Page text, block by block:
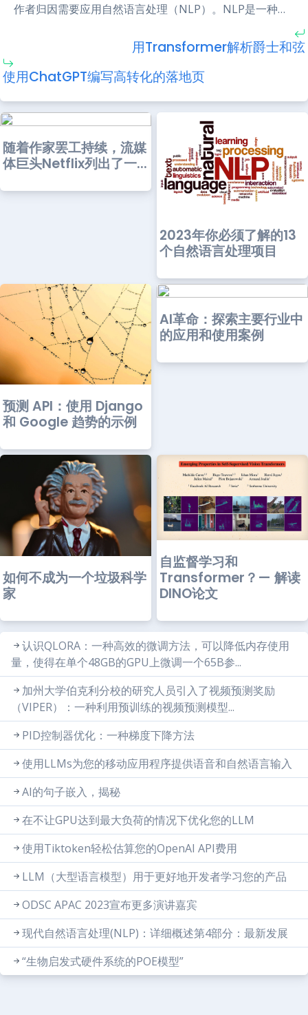
作者归因需要应用自然语言处理（NLP）。NLP是一种…
用Transformer解析爵士和弦
使用ChatGPT编写高转化的落地页
随着作家罢工持续，流媒
体巨头Netflix列出了一...
2023年你必须了解的13
个自然语言处理项目
预测 API：使用 Django
和 Google 趋势的示例
AI革命：探索主要行业中
的应用和使用案例
如何不成为一个垃圾科学
家
自监督学习和
Transformer？— 解读
DINO论文
认识QLORA：一种高效的微调方法，可以降低内存使用
量，使得在单个48GB的GPU上微调一个65B参...
加州大学伯克利分校的研究人员引入了视频预测奖励
（VIPER）：一种利用预训练的视频预测模型...
PID控制器优化：一种梯度下降方法
使用LLMs为您的移动应用程序提供语音和自然语言输入
AI的句子嵌入，揭秘
在不让GPU达到最大负荷的情况下优化您的LLM
使用Tiktoken轻松估算您的OpenAI API费用
LLM（大型语言模型）用于更好地开发者学习您的产品
ODSC APAC 2023宣布更多演讲嘉宾
现代自然语言处理(NLP)：详细概述第4部分：最新发展
“生物启发式硬件系统的POE模型”